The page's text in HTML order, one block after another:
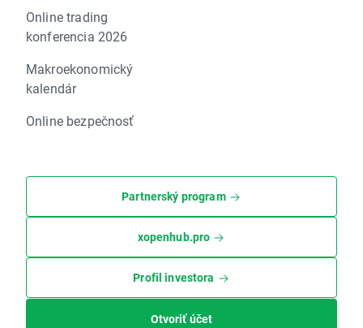
Online trading
konferencia 2026
Makroekonomický
kalendár
Online bezpečnosť
Partnerský program
xopenhub.pro
Profil investora
Otvoriť účet